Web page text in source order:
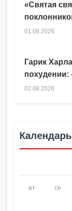
Гарик
похудении:
02.08.2026
«Святая
01.08.2026
ВТ СР